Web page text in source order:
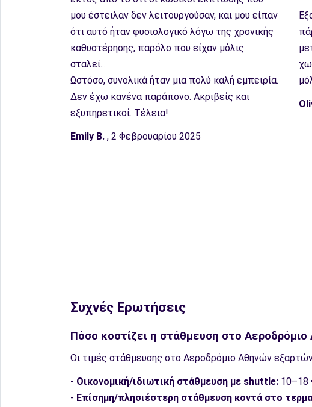
μου έστειλαν δεν λειτουργούσαν, και μου είπαν
ότι αυτό ήταν φυσιολογικό λόγω της χρονικής
καθυστέρησης, παρόλο που είχαν μόλις
σταλεί...
Ωστόσο, συνολικά ήταν μια πολύ καλή εμπειρία.
Δεν έχω κανένα παράπονο. Ακριβείς και
εξυπηρετικοί. Τέλεια!
Emily B. , 2 Φεβρουαρίου 2025
Συχνές Ερωτήσεις
Πόσο κοστίζει η στάθμευση στο Αεροδρόμιο
Οι τιμές στάθμευσης στο Αεροδρόμιο Αθηνών
- Οικονομική/ιδιωτική στάθμευση με shuttle: 10–18
- Επίσημη/πλησιέστερη στάθμευση κοντά στο